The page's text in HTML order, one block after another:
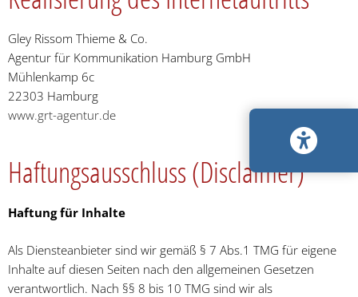
Gley Rissom Thieme & Co.
Agentur für Kommunikation Hamburg GmbH
Mühlenkamp 6c
22303 Hamburg
www.grt-agentur.de
Haftungsausschluss (Disclaimer)
Haftung für Inhalte
Als Diensteanbieter sind wir gemäß § 7 Abs.1 TMG für eigene
Inhalte auf diesen Seiten nach den allgemeinen Gesetzen
verantwortlich. Nach §§ 8 bis 10 TMG sind wir als